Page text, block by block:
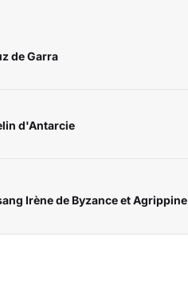
de Garra
d'Antarcie
Irène de Byzance et Agrippine